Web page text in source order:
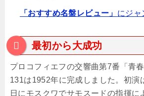
「おすすめ名盤レビュー」 にジャ
最初から大成功
プロコフィエフの交響曲第7番「青
131は1952年に完成しました。初演
日にモスクワでサモスードの指揮に